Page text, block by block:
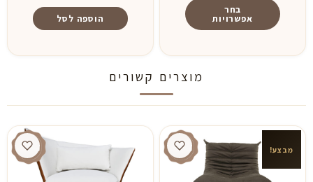
עד
בחר
אפשרויות
מספר
לבחור
את
הוספה לסל
מוצרים קשורים
מבצע!